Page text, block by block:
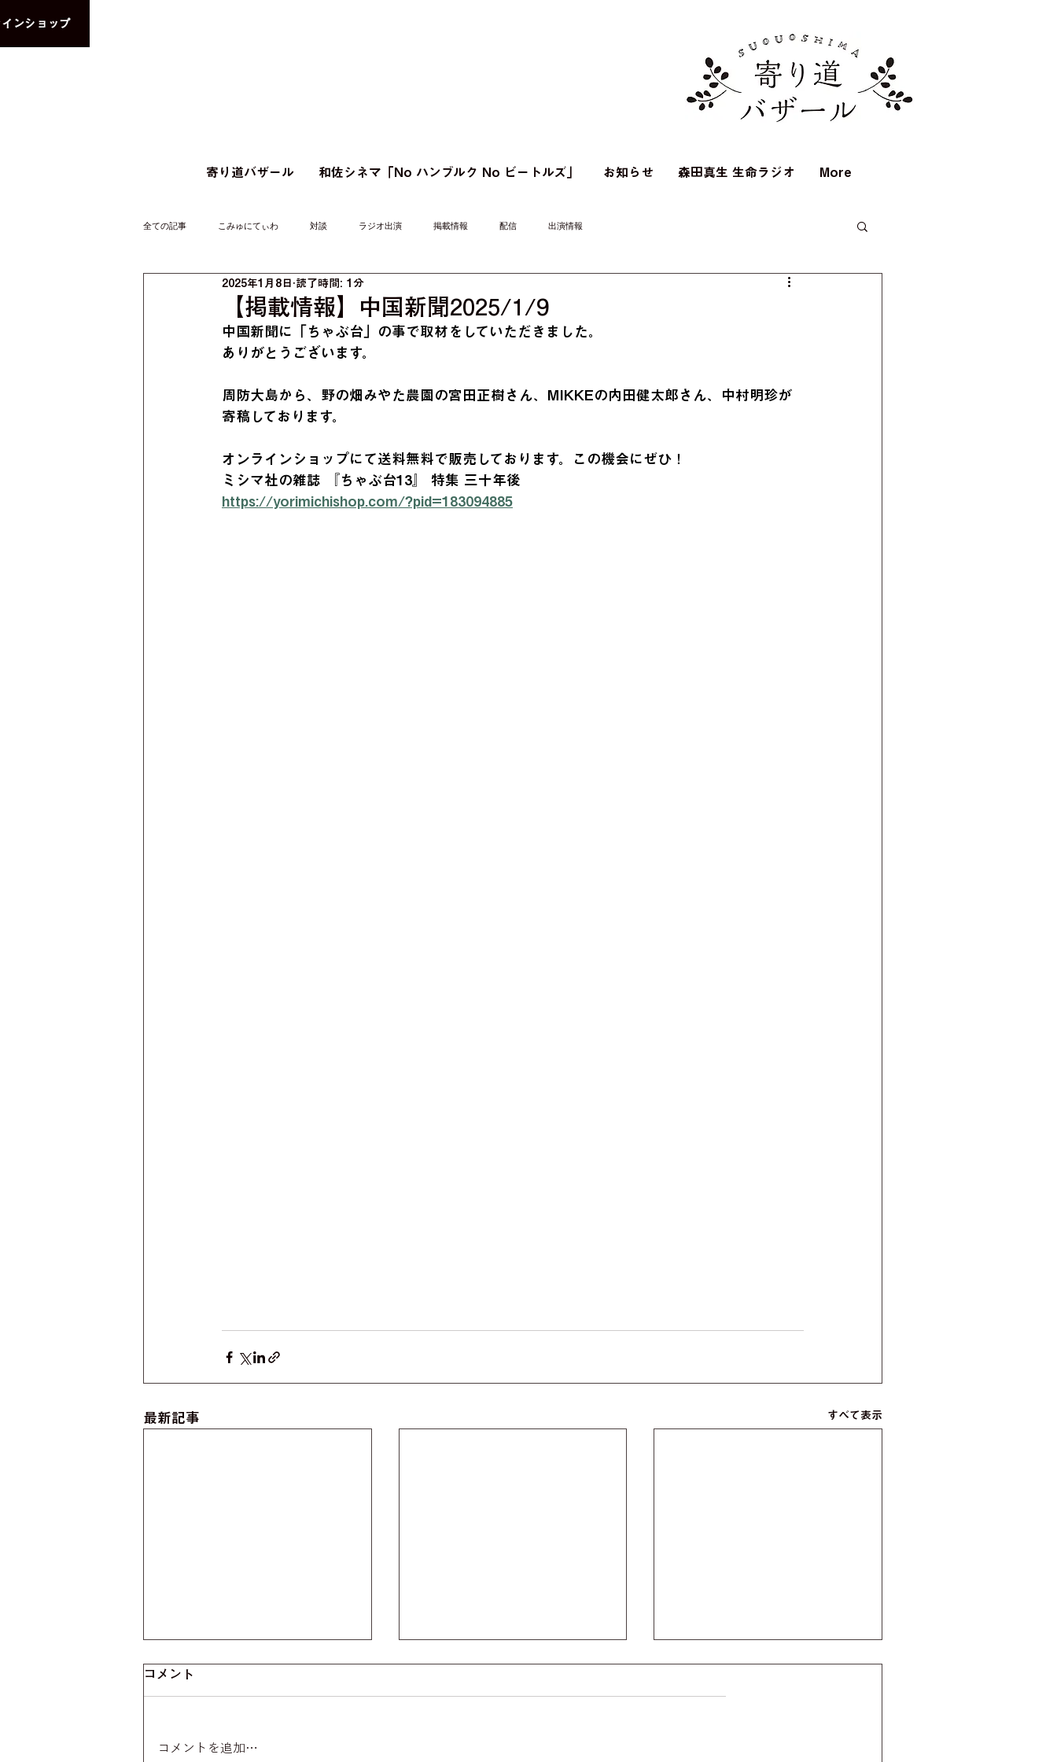
ンショップ
寄り道バザール 和佐シネマ「No ハンブルク No ビートルズ」 お知らせ 森田真生 生命ラジオ More
全ての記事 こみゅにてぃわ 対談 ラジオ出演 掲載情報 配信 出演情報
【掲載情報】中国新聞2025/1/9
2025年1月8日 読了時間: 1分
中国新聞に「ちゃぶ台」の事で取材をしていただきました。
ありがとうございます。
周防大島から、野の畑みやた農園の宮田正樹さん、MIKKEの内田健太郎さん、中村明珍が
寄稿しております。
オンラインショップにて送料無料で販売しております。この機会にぜひ！
ミシマ社の雑誌 『ちゃぶ台13』 特集 三十年後
https://yorimichishop.com/?pid=183094885
最新記事 すべて表示
コメント
コメントを追加…